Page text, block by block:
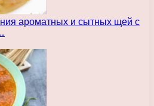
ароматных и сытных щей с